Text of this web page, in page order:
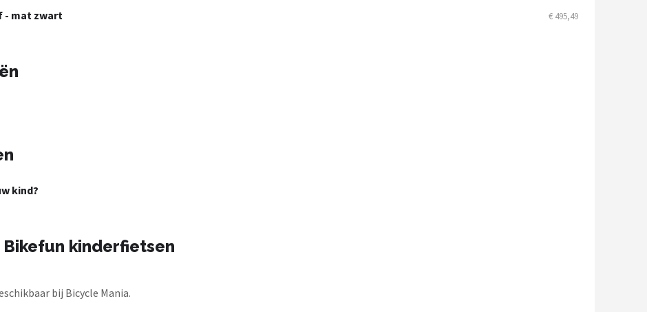
- mat zwart € 495,49
kind?
kinderfietsen
bij Bicycle Mania.